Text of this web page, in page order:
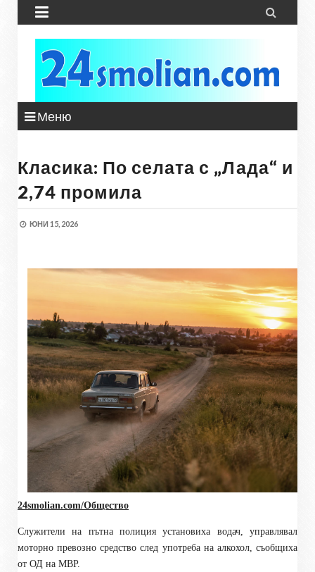
 
Меню
Класика: По селата с „Лада“ и
2,74 промила
ЮНИ 15, 2026
24smolian.com/Общество
Служители на пътна полиция установиха водач, управлявал
моторно превозно средство след употреба на алкохол, съобщиха
от ОД на МВР.